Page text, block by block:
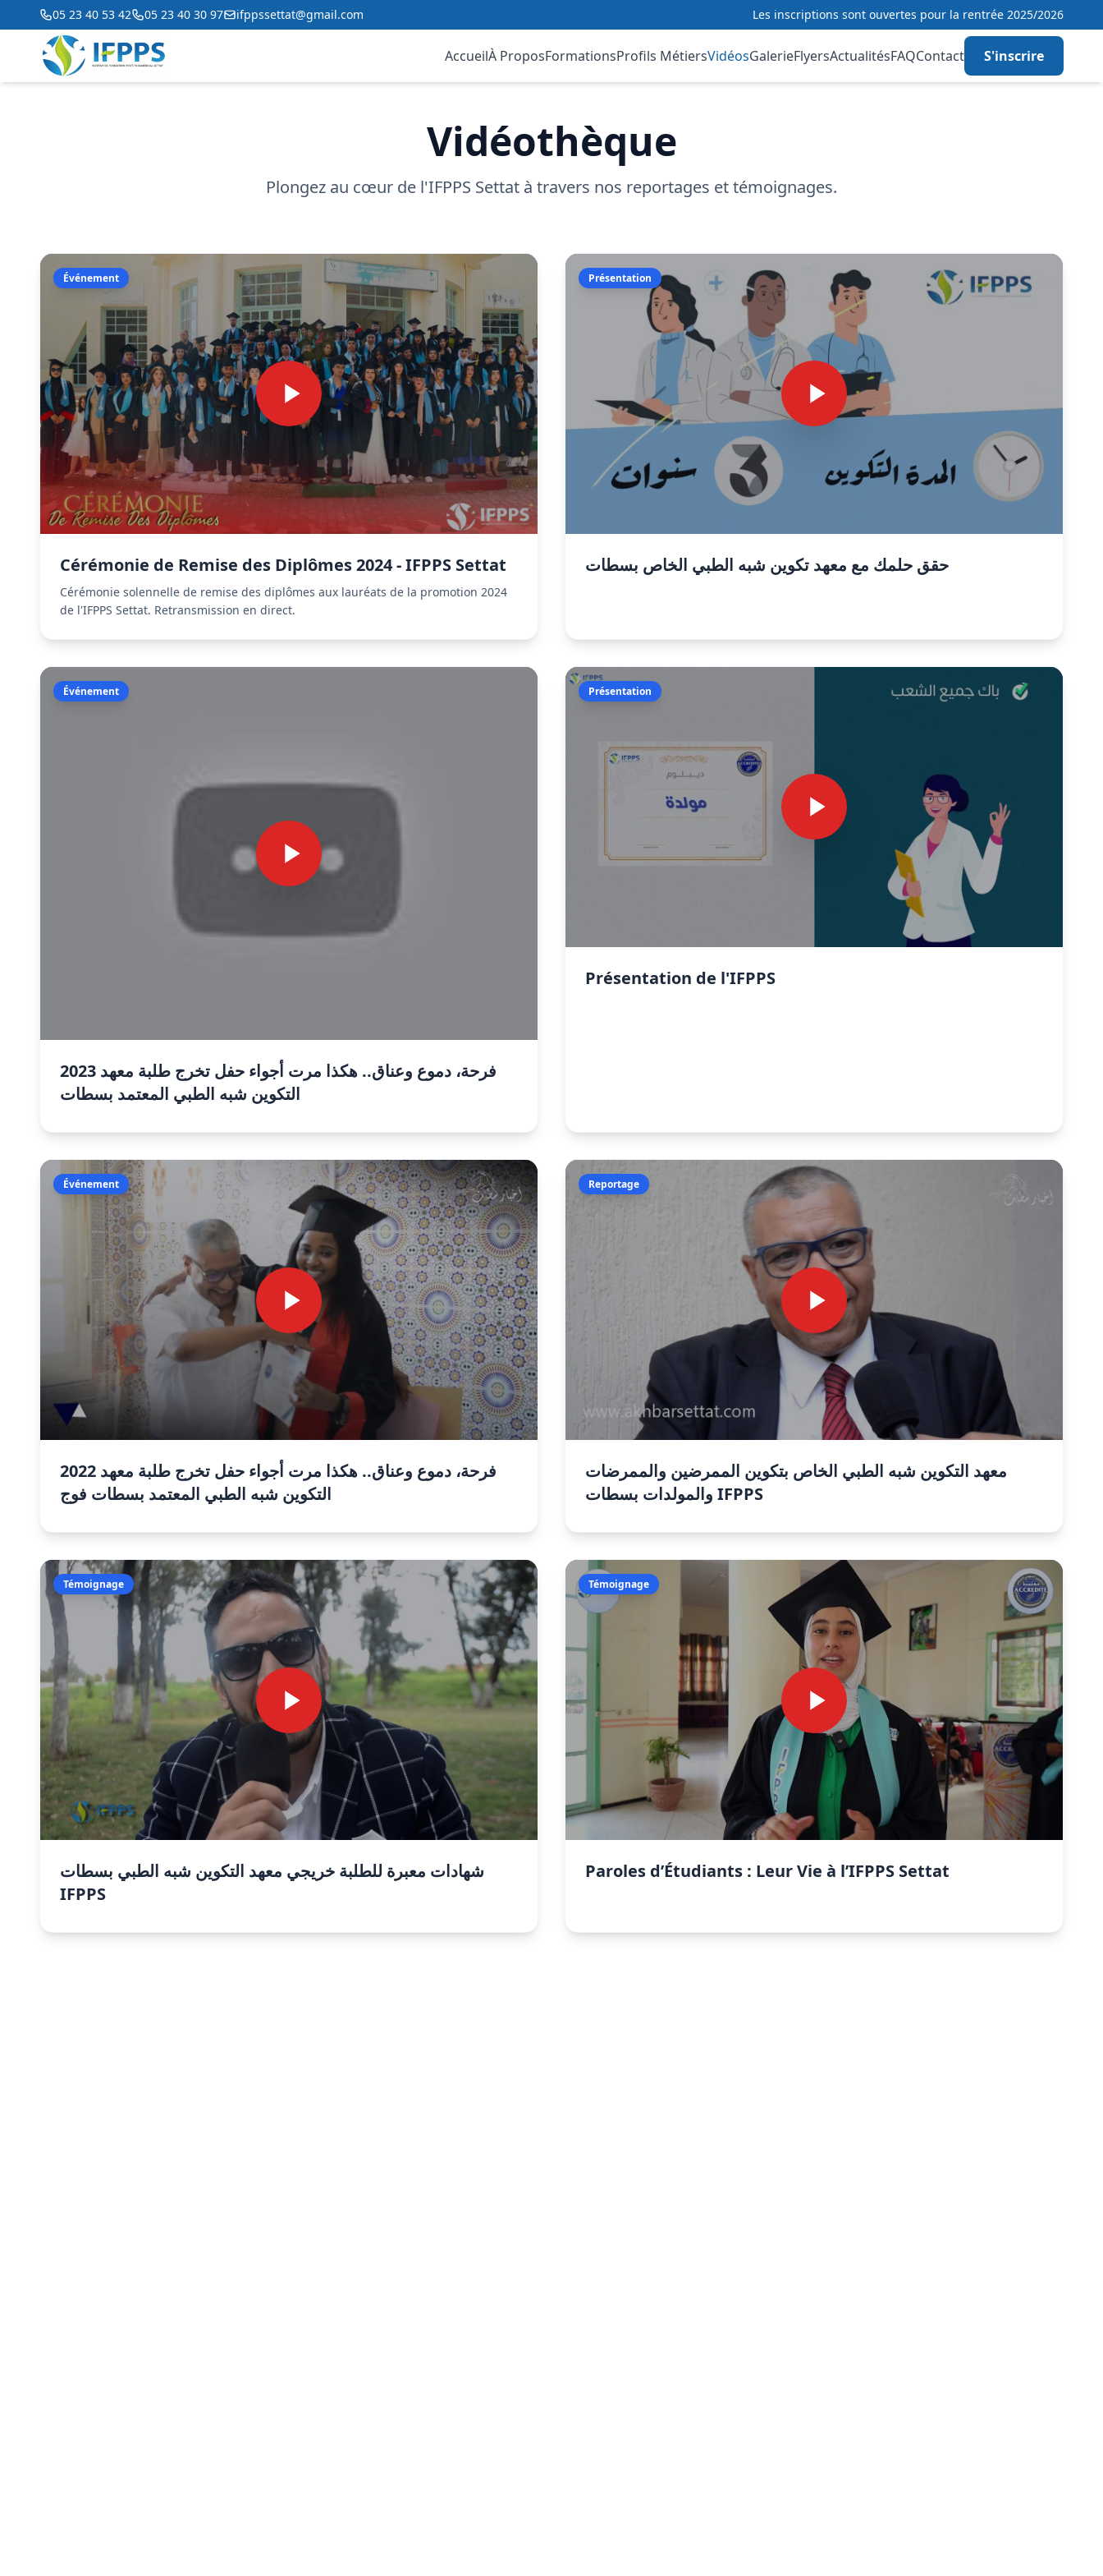
05 23 40 53 42 05 23 40 30 97 ifppssettat@gmail.com Les inscriptions sont ouvertes pour la rentrée 2025/2026
AccueilÀ ProposFormationsProfils MétiersVidéosGalerieFlyersActualitésFAQContact S'inscrire
Vidéothèque
Plongez au cœur de l'IFPPS Settat à travers nos reportages et témoignages.
Événement
Cérémonie de Remise des Diplômes 2024 - IFPPS Settat
Cérémonie solennelle de remise des diplômes aux lauréats de la promotion 2024
de l'IFPPS Settat. Retransmission en direct.
Présentation
حقق حلمك مع معهد تكوين شبه الطبي الخاص بسطات
Événement
2023 فرحة، دموع وعناق.. هكذا مرت أجواء حفل تخرج طلبة معهد
التكوين شبه الطبي المعتمد بسطات
Présentation
Présentation de l'IFPPS
Événement
2022 فرحة، دموع وعناق.. هكذا مرت أجواء حفل تخرج طلبة معهد
التكوين شبه الطبي المعتمد بسطات فوج
Reportage
معهد التكوين شبه الطبي الخاص بتكوين الممرضين والممرضات
والمولدات بسطات IFPPS
Témoignage
شهادات معبرة للطلبة خريجي معهد التكوين شبه الطبي بسطات
IFPPS
Témoignage
Paroles d’Étudiants : Leur Vie à l’IFPPS Settat